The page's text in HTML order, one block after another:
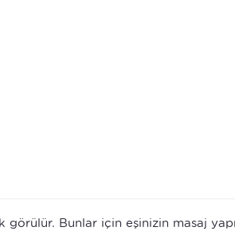
Bunlar için eşinizin masaj